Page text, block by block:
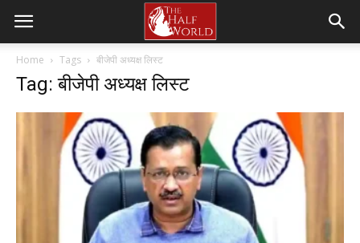
Home Tags बीजेपी अध्यक्ष लिस्ट
Tag: बीजेपी अध्यक्ष लिस्ट